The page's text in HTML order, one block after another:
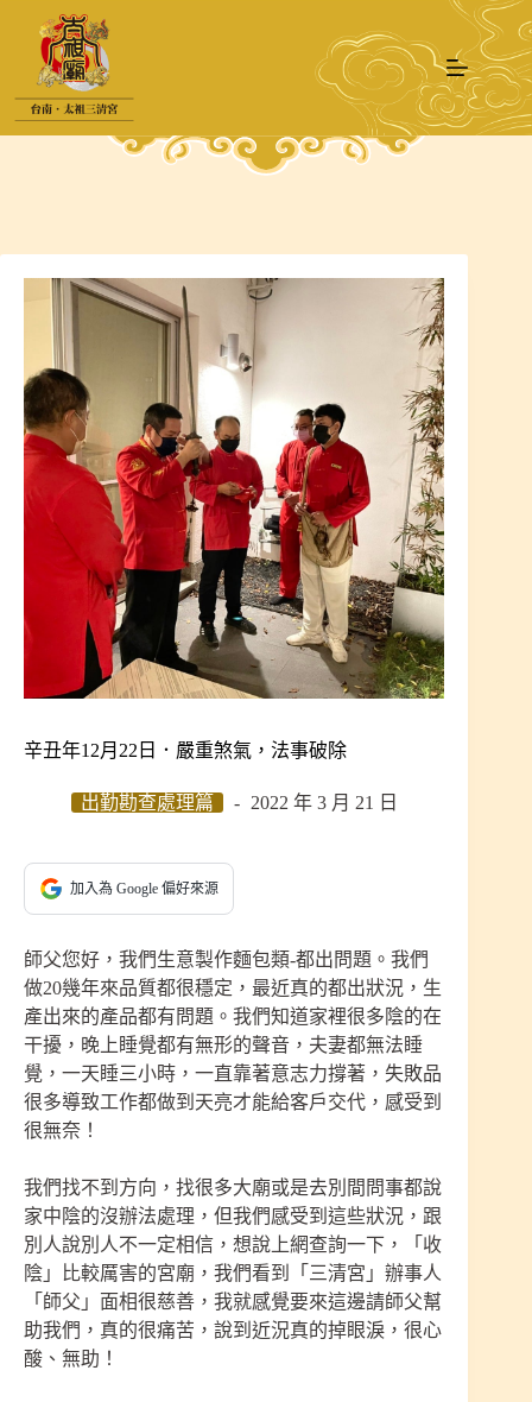
要
辛丑年12月22日．嚴重煞氣，法事破除
出勤勘查處理篇 2022 年 3 月 21 日
加入為 Google 偏好來源
師父您好，我們生意製作麵包類-都出問題。我們
做20幾年來品質都很穩定，最近真的都出狀況，生
產出來的產品都有問題。我們知道家裡很多陰的在
干擾，晚上睡覺都有無形的聲音，夫妻都無法睡
覺，一天睡三小時，一直靠著意志力撐著，失敗品
很多導致工作都做到天亮才能給客戶交代，感受到
很無奈！
我們找不到方向，找很多大廟或是去別間問事都說
家中陰的沒辦法處理，但我們感受到這些狀況，跟
別人說別人不一定相信，想說上網查詢一下，「收
陰」比較厲害的宮廟，我們看到「三清宮」辦事人
「師父」面相很慈善，我就感覺要來這邊請師父幫
助我們，真的很痛苦，說到近況真的掉眼淚，很心
酸、無助！